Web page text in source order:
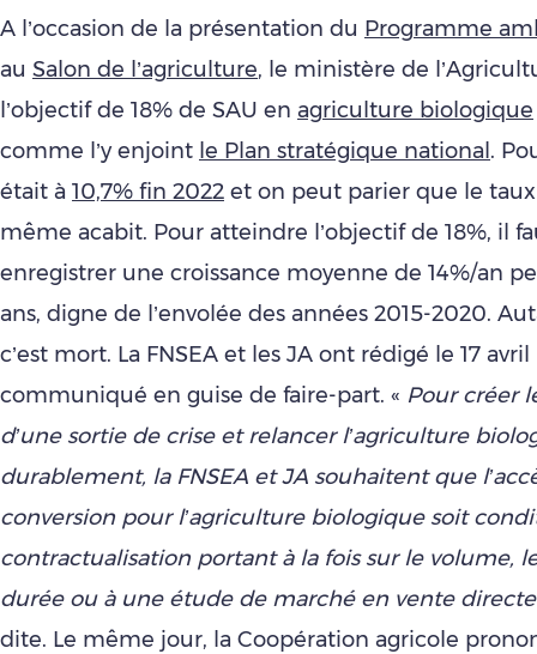
A l’occasion de la présentation du Programme
au Salon de l’agriculture, le ministère de
l’objectif de 18% de SAU en agriculture biologique
comme l’y enjoint le Plan stratégique national .
était à 10,7% fin 2022 et on peut parier que le
même acabit. Pour atteindre l’objectif de 18%, il
enregistrer une croissance moyenne de 14%/an
ans, digne de l’envolée des années 2015-2020.
c’est mort. La FNSEA et les JA ont rédigé le 17
communiqué en guise de faire-part. « Pour créer
d’une sortie de crise et relancer l’agriculture
durablement, la FNSEA et JA souhaitent que
conversion pour l’agriculture biologique soit
contractualisation portant à la fois sur le volume,
durée ou à une étude de marché en vente directe
dite. Le même jour, la Coopération agricole